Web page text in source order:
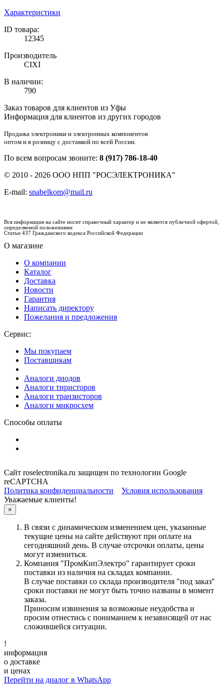
Характеристики
ID товара:
12345
Производитель
CIXI
В наличии:
790
Заказ товаров для клиентов из Уфы
Информация для клиентов из других городов
Продажа электроники и электронных компонентов
оптом и в розницу с доставкой по всей России.
По всем вопросам звоните: 8 (917) 786-18-40
© 2010 - 2026 ООО НПП "РОСЭЛЕКТРОНИКА"
E-mail: snabelkom@mail.ru
Вся информация на сайте носит справочный характер и не является публичной офертой,
определяемой положениями
Статьи 437 Гражданского кодекса Российской Федерации
О магазине
О компании
Каталог
Доставка
Новости
Гарантия
Написать директору
Пожелания и предложения
Сервис:
Мы покупаем
Поставщикам
Аналоги диодов
Аналоги тиристоров
Аналоги транзисторов
Аналоги микросхем
Способы оплаты
Сайт roselectronika.ru защищен по технологии Google
reCAPTCHA
Политика конфиденциальности
Условия использования
Уважаемые клиенты!
×
В связи с динамическим изменением цен, указанные
текущие цены на сайте действуют при оплате на
сегодняшний день. В случае отсрочки оплаты, цены
могут измениться.
Компания "ПромКипЭлектро" гарантирует сроки
поставки из наличия на складах компании.
В случае поставки со склада производителя "под заказ"
сроки поставки не могут быть точно названы в момент
заказа.
Приносим извинения за возможные неудобства и
просим отнестись с пониманием к независящей от нас
сложившейся ситуации.
!
информация
о доставке
и ценах
Перейти на диалог в WhatsApp